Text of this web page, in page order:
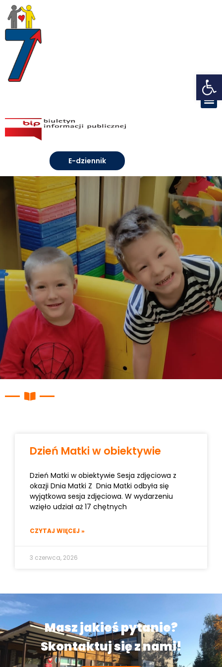
Open toolbar
E-dziennik
Dzień Matki w obiektywie
Dzień Matki w obiektywie Sesja zdjęciowa z
okazji Dnia Matki Z Dnia Matki odbyła się
wyjątkowa sesja zdjęciowa. W wydarzeniu
wzięło udział aż 17 chętnych
CZYTAJ WIĘCEJ »
3 czerwca, 2026
Masz jakieś pytanie?
Skontaktuj się z nami!